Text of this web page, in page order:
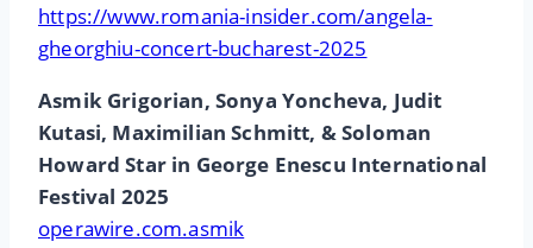
https://www.romania-insider.com/angela-
gheorghiu-concert-bucharest-2025
Asmik Grigorian, Sonya Yoncheva, Judit
Kutasi, Maximilian Schmitt, & Soloman
Howard Star in George Enescu International
Festival 2025
operawire.com.asmik